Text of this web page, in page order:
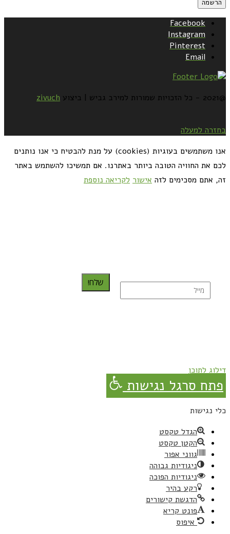
Facebook
Instagram
Pinterest
Email
@2021 - כל הזכויות שמורות למירב גביש | ביצוע zivuch
בחזרה למעלה
אנו משתמשים בעוגיות (cookies) על מנת להבטיח כי אנו נותנים
לכם את החוויה הטובה ביותר באתרנו. אם תמשיכו להשתמש באתר
זה, אתם מסכימים לזה אישור לקריאה נוספת
שלח!
דילוג לתוכן
פתח סרגל נגישות
כלי נגישות
הגדל טקסט
הקטן טקסט
גווני אפור
ניגודיות גבוהה
ניגודיות הפוכה
רקע בהיר
הדגשת קישורים
פונט קריא
איפוס